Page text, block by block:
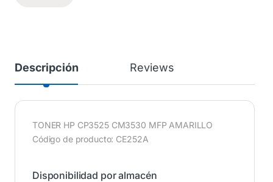
Descripción Reviews
TONER HP CP3525 CM3530 MFP AMARILLO
Código de producto: CE252A
Disponibilidad por almacén